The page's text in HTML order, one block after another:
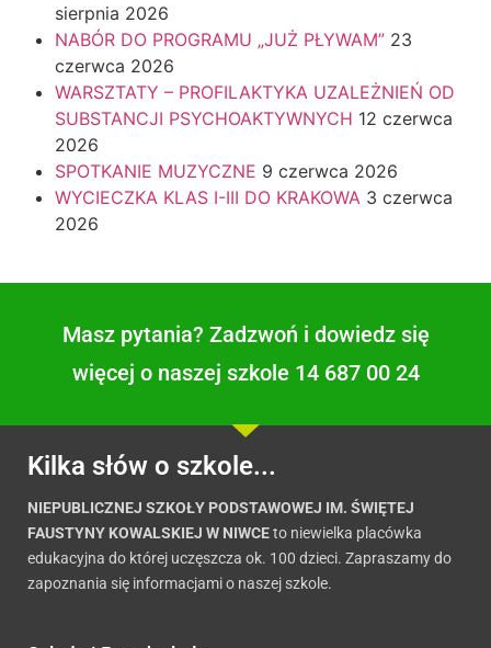
sierpnia 2026
NABÓR DO PROGRAMU „JUŻ PŁYWAM” 23
czerwca 2026
WARSZTATY – PROFILAKTYKA UZALEŻNIEŃ OD
SUBSTANCJI PSYCHOAKTYWNYCH 12 czerwca
2026
SPOTKANIE MUZYCZNE 9 czerwca 2026
WYCIECZKA KLAS I-III DO KRAKOWA 3 czerwca
2026
Masz pytania? Zadzwoń i dowiedz się
więcej o naszej szkole 14 687 00 24
Kilka słów o szkole...
NIEPUBLICZNEJ SZKOŁY PODSTAWOWEJ IM. ŚWIĘTEJ
FAUSTYNY KOWALSKIEJ W NIWCEto niewielka placówka
edukacyjna do której uczęszcza ok. 100 dzieci. Zapraszamy do
zapoznania się informacjami o naszej szkole.